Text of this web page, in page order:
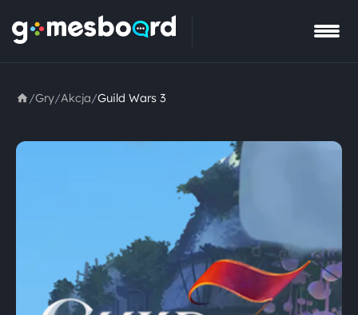
/Gry/Akcja/Guild Wars 3